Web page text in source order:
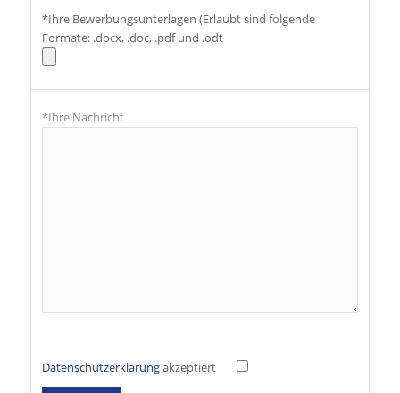
*Ihre Bewerbungsunterlagen (Erlaubt sind folgende
Formate: .docx, .doc, .pdf und .odt
*Ihre Nachricht
Datenschutzerklärungakzeptiert